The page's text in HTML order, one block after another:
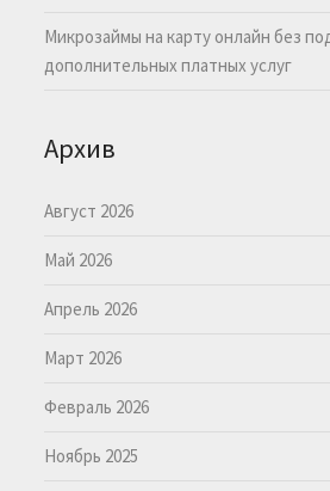
Микрозаймы на карту онлайн без
дополнительных платных услуг
Архив
Август 2026
Май 2026
Апрель 2026
Март 2026
Февраль 2026
Ноябрь 2025